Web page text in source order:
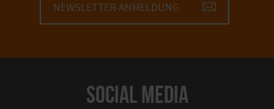
NEWSLETTER-ANMELDUNG
SOCIAL MEDIA